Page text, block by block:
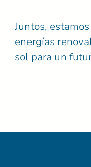
Juntos,
energías
sol para un